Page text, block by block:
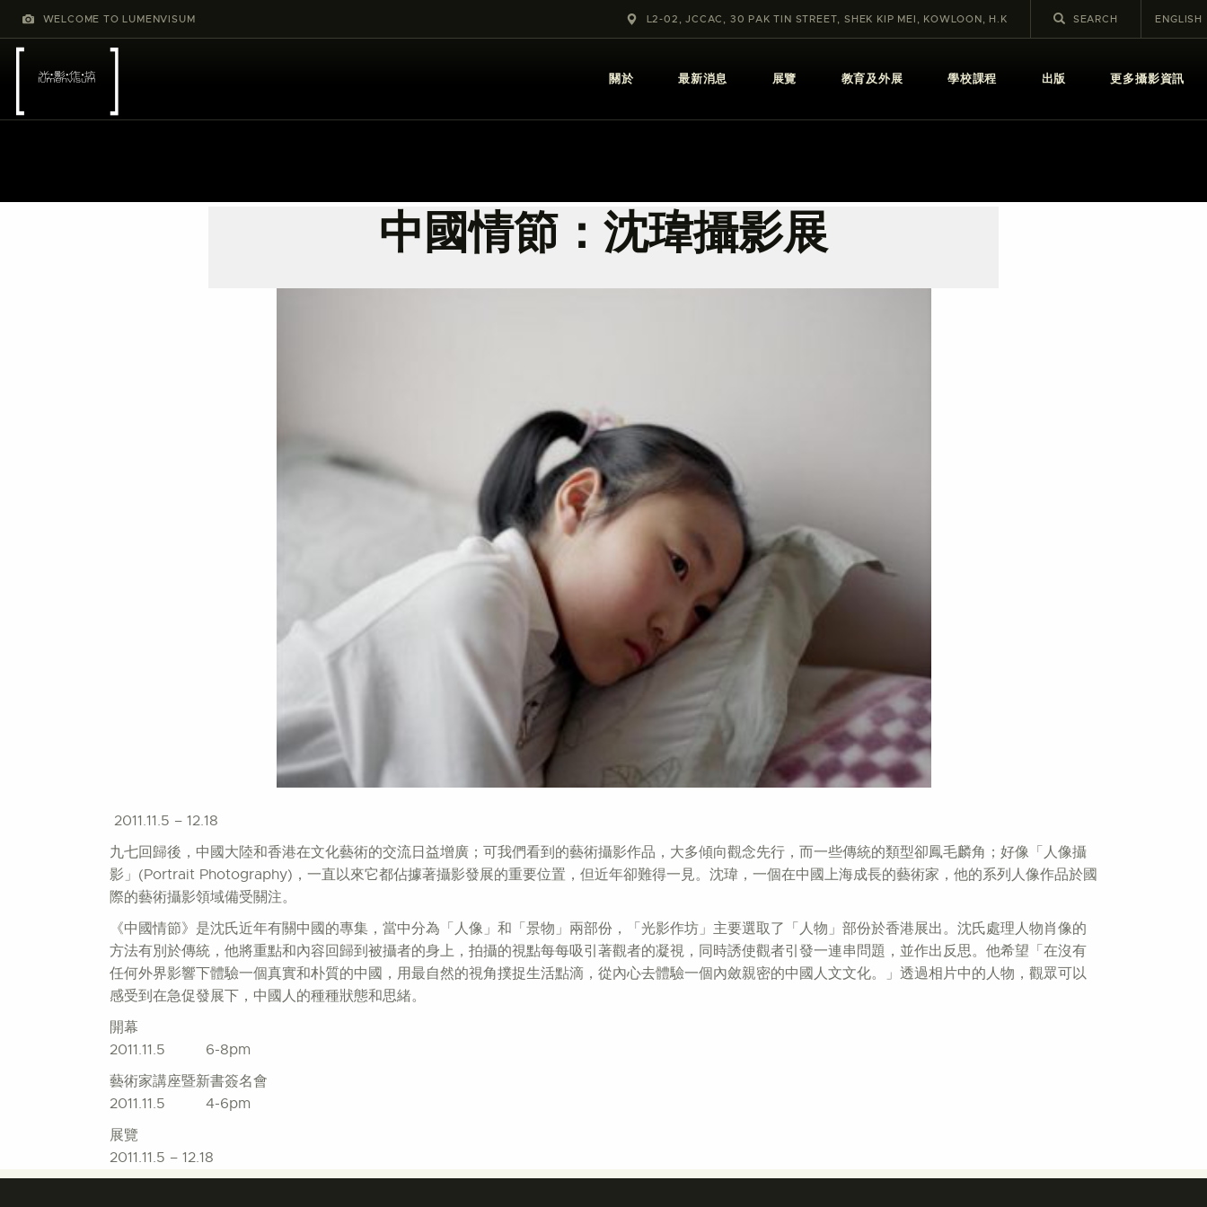
WELCOME TO LUMENVISUM L2-02, JCCAC, 30 PAK TIN STREET, SHEK KIP MEI, KOWLOON, H.K ENGLISH
關於 最新消息 展覽 教育及外展 學校課程 出版 更多攝影資訊
中國情節：沈瑋攝影展
展覽
學校課程
出版
2011.11.5 – 12.18
九七回歸後，中國大陸和香港在文化藝術的交流日益增廣；可我們看到的藝術攝影作品，大多傾向觀念先行，而一些傳統的類型卻鳳毛麟角；好像「人像攝
影」(Portrait Photography)，一直以來它都佔據著攝影發展的重要位置，但近年卻難得一見。沈瑋，一個在中國上海成長的藝術家，他的系列人像作品於國
際的藝術攝影領域備受關注。
《中國情節》是沈氏近年有關中國的專集，當中分為「人像」和「景物」兩部份，「光影作坊」主要選取了「人物」部份於香港展出。沈氏處理人物肖像的
方法有別於傳統，他將重點和內容回歸到被攝者的身上，拍攝的視點每每吸引著觀者的凝視，同時誘使觀者引發一連串問題，並作出反思。他希望「在沒有
任何外界影響下體驗一個真實和朴質的中國，用最自然的視角撲捉生活點滴，從內心去體驗一個內斂親密的中國人文文化。」透過相片中的人物，觀眾可以
感受到在急促發展下，中國人的種種狀態和思緒。
開幕
2011.11.5 6-8pm
藝術家講座暨新書簽名會
2011.11.5 4-6pm
展覽
2011.11.5 – 12.18